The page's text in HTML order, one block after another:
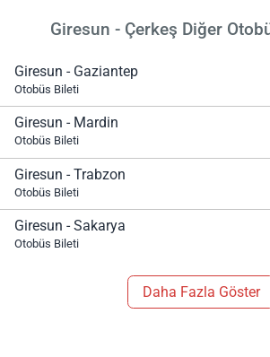
Giresun - Çerkeş Diğer
Giresun - Gaziantep
Otobüs Bileti
Giresun - Mardin
Otobüs Bileti
Giresun - Trabzon
Otobüs Bileti
Giresun - Sakarya
Otobüs Bileti
Daha Fazla Göster